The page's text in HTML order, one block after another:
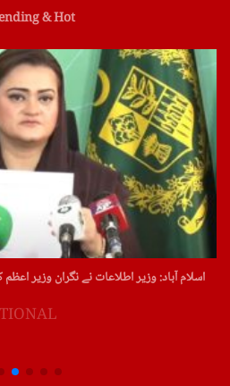
& Hot
اسلام آباد: وزیر اطلاعات نے نگران وزیر